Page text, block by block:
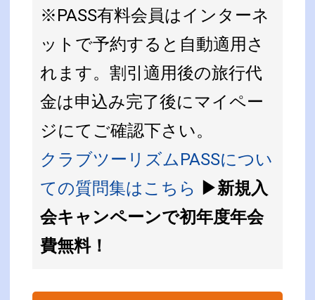
※PASS有料会員はインターネ
ットで予約すると自動適用さ
れます。割引適用後の旅行代
金は申込み完了後にマイペー
ジにてご確認下さい。
クラブツーリズムPASSについ
ての質問集はこちら ▶新規入
会キャンペーンで初年度年会
費無料！